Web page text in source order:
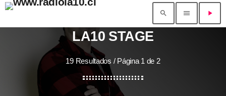
search menu play_arrow
LA10 STAGE
19 Resultados / Página 1 de 2